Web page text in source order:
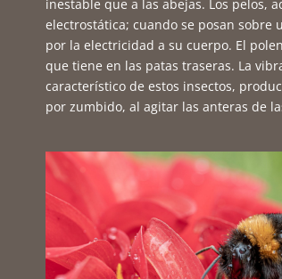
inestable que a las abejas. Los pelos,
electrostática; cuando se posan sobre
por la electricidad a su cuerpo. El
que tiene en las patas traseras. La
característico de estos insectos,
por zumbido, al agitar las anteras de